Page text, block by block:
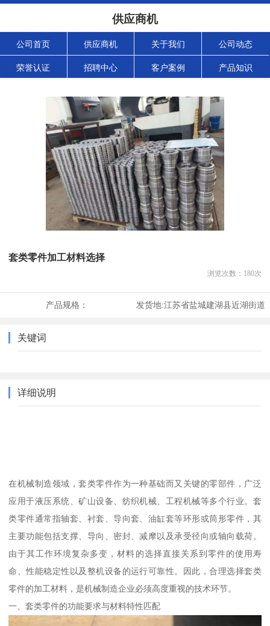
供应商机
公司首页 供应商机 关于我们 公司动态
荣誉认证 招聘中心 客户案例 产品知识
套类零件加工材料选择
浏览次数： 180次
产品规格： 发货地:江苏省盐城建湖县近湖街道
关键词
详细说明
在机械制造领域，套类零件作为一种基础而又关键的零部件，广泛
应用于液压系统、矿山设备、纺织机械、工程机械等多个行业。套
类零件通常指轴套、衬套、导向套、油缸套等环形或筒形零件，其
主要功能包括支撑、导向、密封、减摩以及承受径向或轴向载荷。
由于其工作环境复杂多变，材料的选择直接关系到零件的使用寿
命、性能稳定性以及整机设备的运行可靠性。因此，合理选择套类
零件的加工材料，是机械制造企业必须高度重视的技术环节。
一、套类零件的功能要求与材料特性匹配